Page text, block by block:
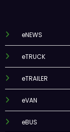
eNEWS
eTRUCK
eTRAILER
eVAN
eBUS